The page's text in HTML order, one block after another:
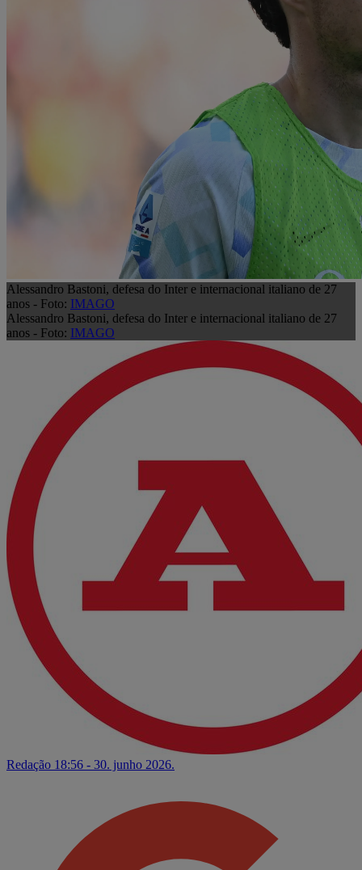
Alessandro Bastoni, defesa do Inter e internacional italiano de 27
anos - Foto: IMAGO
Alessandro Bastoni, defesa do Inter e internacional italiano de 27
anos - Foto: IMAGO
Redação 18:56 - 30. junho 2026.